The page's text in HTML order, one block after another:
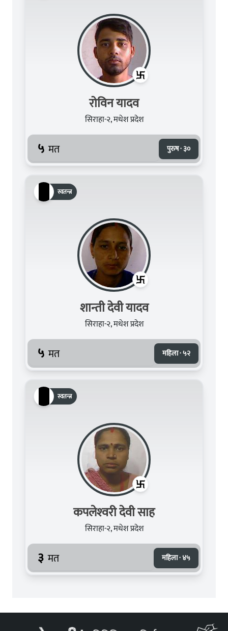
रोविन यादव
सिराहा-२, मधेश प्रदेश
५ मत पुरुष · ३०
स्वतन्त्र
शान्ती देवी यादव
सिराहा-२, मधेश प्रदेश
५ मत महिला · ५२
स्वतन्त्र
कपलेश्‍वरी देवी साह
सिराहा-२, मधेश प्रदेश
३ मत महिला · ४५